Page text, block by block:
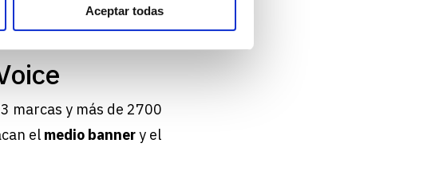
Aceptar todas
marcas y más de 2700
el medio bannery el